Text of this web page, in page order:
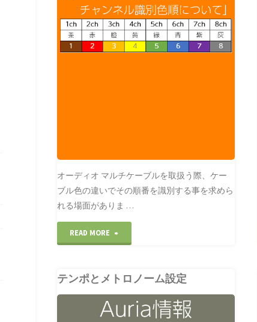
オーディオ マルチケーブルを取扱う際、ケー
ブル色の違いでその順番を識別する事を求めら
れる場面がありま …
READ MORE "オ
デ
ィ
テンポとメトロノーム設定